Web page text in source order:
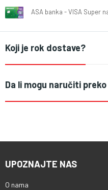
ASA banka - VISA Super
Koji je rok dostave?
Da li mogu naručiti
UPOZNAJTE NAS
O nama